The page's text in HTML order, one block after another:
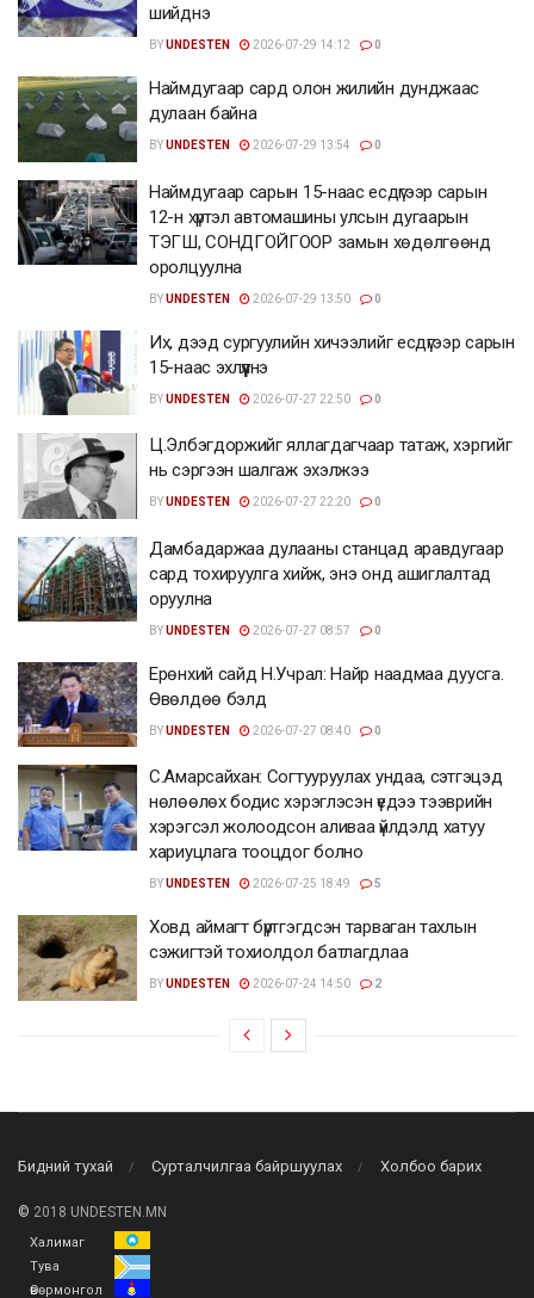
шийднэ
BYUNDESTEN 2026-07-29 14:12 0
Наймдугаар сард олон жилийн дунджаас
дулаан байна
BYUNDESTEN 2026-07-29 13:54 0
Наймдугаар сарын 15-наас есдүгээр сарын
12-н хүртэл автомашины улсын дугаарын
ТЭГШ, СОНДГОЙГООР замын хөдөлгөөнд
оролцуулна
BYUNDESTEN 2026-07-29 13:50 0
Их, дээд сургуулийн хичээлийг есдүгээр сарын
15-наас эхлүүлнэ
BYUNDESTEN 2026-07-27 22:50 0
Ц.Элбэгдоржийг яллагдагчаар татаж, хэргийг
нь сэргээн шалгаж эхэлжээ
BYUNDESTEN 2026-07-27 22:20 0
Дамбадаржаа дулааны станцад аравдугаар
сард тохируулга хийж, энэ онд ашиглалтад
оруулна
BYUNDESTEN 2026-07-27 08:57 0
Ерөнхий сайд Н.Учрал: Найр наадмаа дуусга.
Өвөлдөө бэлд
BYUNDESTEN 2026-07-27 08:40 0
С.Амарсайхан: Согтууруулах ундаа, сэтгэцэд
нөлөөлөх бодис хэрэглэсэн үедээ тээврийн
хэрэгсэл жолоодсон аливаа үйлдэлд хатуу
хариуцлага тооцдог болно
BYUNDESTEN 2026-07-25 18:49 5
Ховд аймагт бүртгэгдсэн тарваган тахлын
сэжигтэй тохиолдол батлагдлаа
BYUNDESTEN 2026-07-24 14:50 2
Бидний тухай Сурталчилгаа байршуулах Холбоо барих
© 2018 UNDESTEN.MN
Халимаг
Тува
Өвөрмонгол